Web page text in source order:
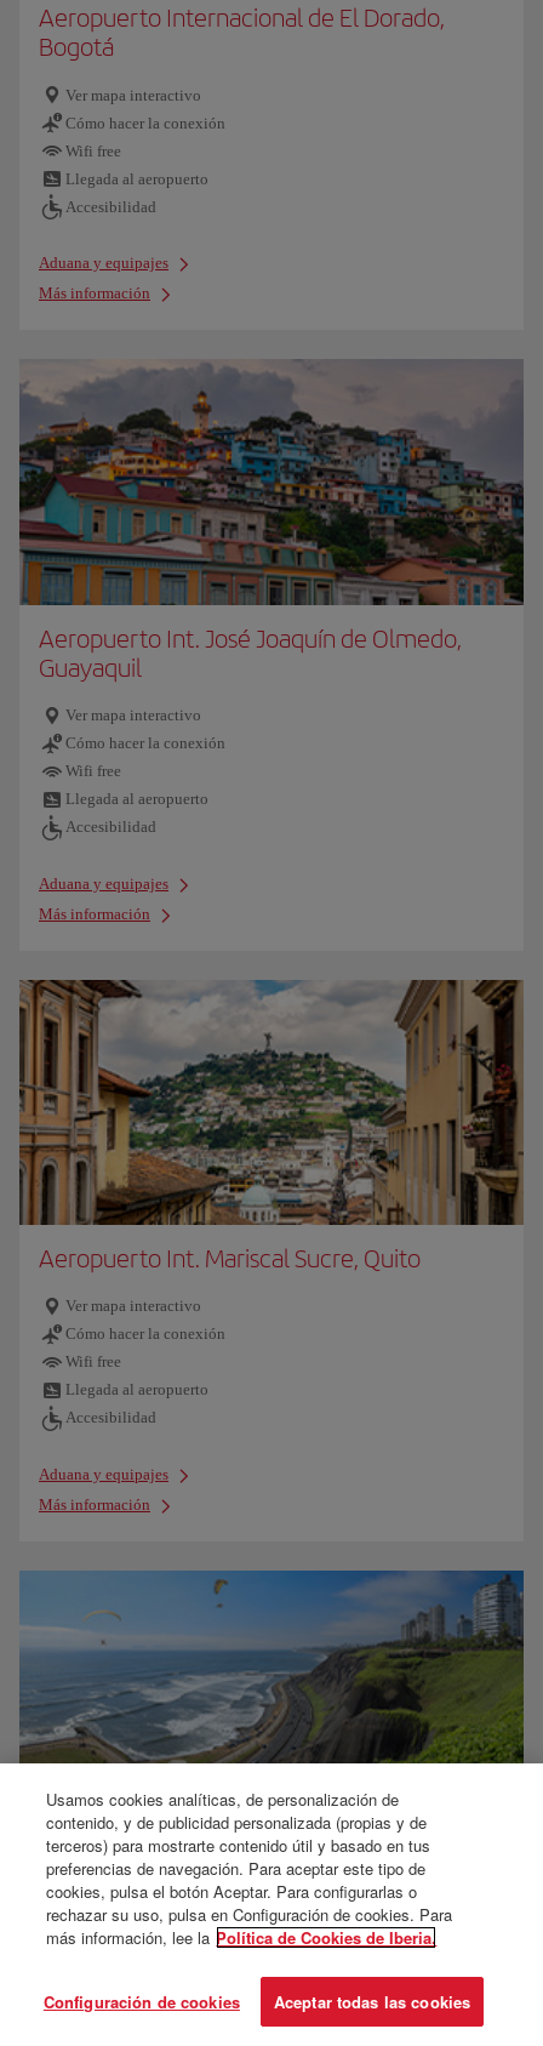
Aeropuerto Internacional de El Dorado,
Bogotá
Ver mapa interactivo
Cómo hacer la conexión
Wifi free
Llegada al aeropuerto
Accesibilidad
Aduana y equipajes
Más información
Aeropuerto Int. José Joaquín de Olmedo,
Guayaquil
Ver mapa interactivo
Cómo hacer la conexión
Wifi free
Llegada al aeropuerto
Accesibilidad
Aduana y equipajes
Más información
Aeropuerto Int. Mariscal Sucre, Quito
Ver mapa interactivo
Cómo hacer la conexión
Wifi free
Llegada al aeropuerto
Accesibilidad
Aduana y equipajes
Más información
Nuevo Aeropuerto Int. Jorge Chávez, Lima
Ver mapa interactivo
Cómo hacer la conexión
Accesibilidad
Usamos cookies analíticas, de personalización de
contenido, y de publicidad personalizada (propias y de
terceros) para mostrarte contenido útil y basado en tus
preferencias de navegación. Para aceptar este tipo de
cookies, pulsa el botón Aceptar. Para configurarlas o
rechazar su uso, pulsa en Configuración de cookies. Para
más información, lee la Política de Cookies de Iberia.
Configuración de cookies Aceptar todas las cookies